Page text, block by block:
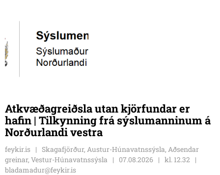
Atkvæðagreiðsla utan kjörfundar er
hafin | Tilkynning frá sýslumanninum á
Norðurlandi vestra
feykir.is
Skagafjörður, Austur-Húnavatnssýsla, Aðsendar
greinar, Vestur-Húnavatnssýsla
07.08.2026
kl. 12.32
bladamadur@feykir.is